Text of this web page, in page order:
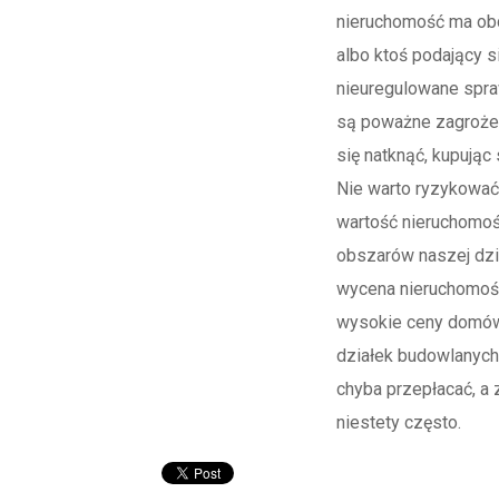
nieruchomość ma
albo ktoś podający
nieuregulowane
są poważne
się natknąć,
Nie warto
wartość
obszarów naszej
wycena
wysokie ceny
działek
chyba przepłacać, a
niestety często.